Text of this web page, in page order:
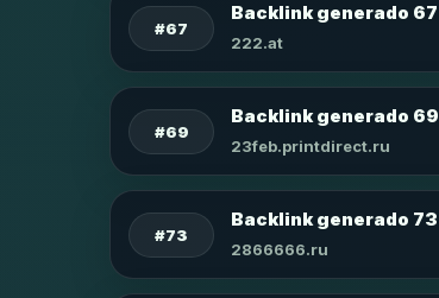
#67
Backlink generado 67
222.at
#69
Backlink generado 69
23feb.printdirect.ru
#73
Backlink generado 73
2866666.ru